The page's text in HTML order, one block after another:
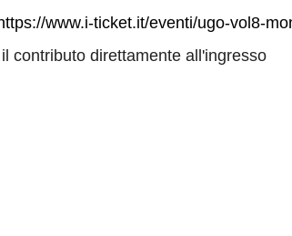
www.i-ticket.it/eventi/ugo-vol8-
il contributo direttamente all'ingresso